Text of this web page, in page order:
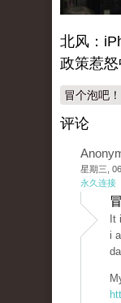
北风：
政策惹怒
冒个泡吧！
评论
星期三,
永久连接
It
i